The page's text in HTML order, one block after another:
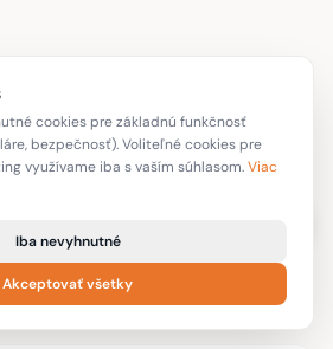
Veľké Lovce
Dolný Ohaj
nad Žitavou
cookies pre základnú funkčnosť
bezpečnosť). Voliteľné cookies pre
využívame iba s vaším súhlasom.Viac
Iba nevyhnutné
Akceptovať všetky